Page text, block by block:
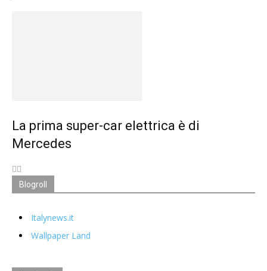
La prima super-car elettrica è di
Mercedes
Blogroll
Italynews.it
Wallpaper Land